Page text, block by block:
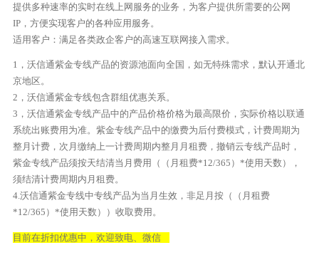
提供多种速率的实时在线上网服务的业务，为客户提供所需要的公网
IP，方便实现客户的各种应用服务。
适用客户：满足各类政企客户的高速互联网接入需求。
1，沃信通紫金专线产品的资源池面向全国，如无特殊需求，默认开通北
京地区。
2，沃信通紫金专线包含群组优惠关系。
3，沃信通紫金专线产品中的产品价格价格为最高限价，实际价格以联通
系统出账费用为准。紫金专线产品中的缴费为后付费模式，计费周期为
整月计费，次月缴纳上一计费周期内整月月租费，撤销云专线产品时，
紫金专线产品须按天结清当月费用（（月租费*12/365）*使用天数），
须结清计费周期内月租费。
4.沃信通紫金专线中专线产品为当月生效，非足月按（（月租费
*12/365）*使用天数））收取费用。
目前在折扣优惠中，欢迎致电、微信